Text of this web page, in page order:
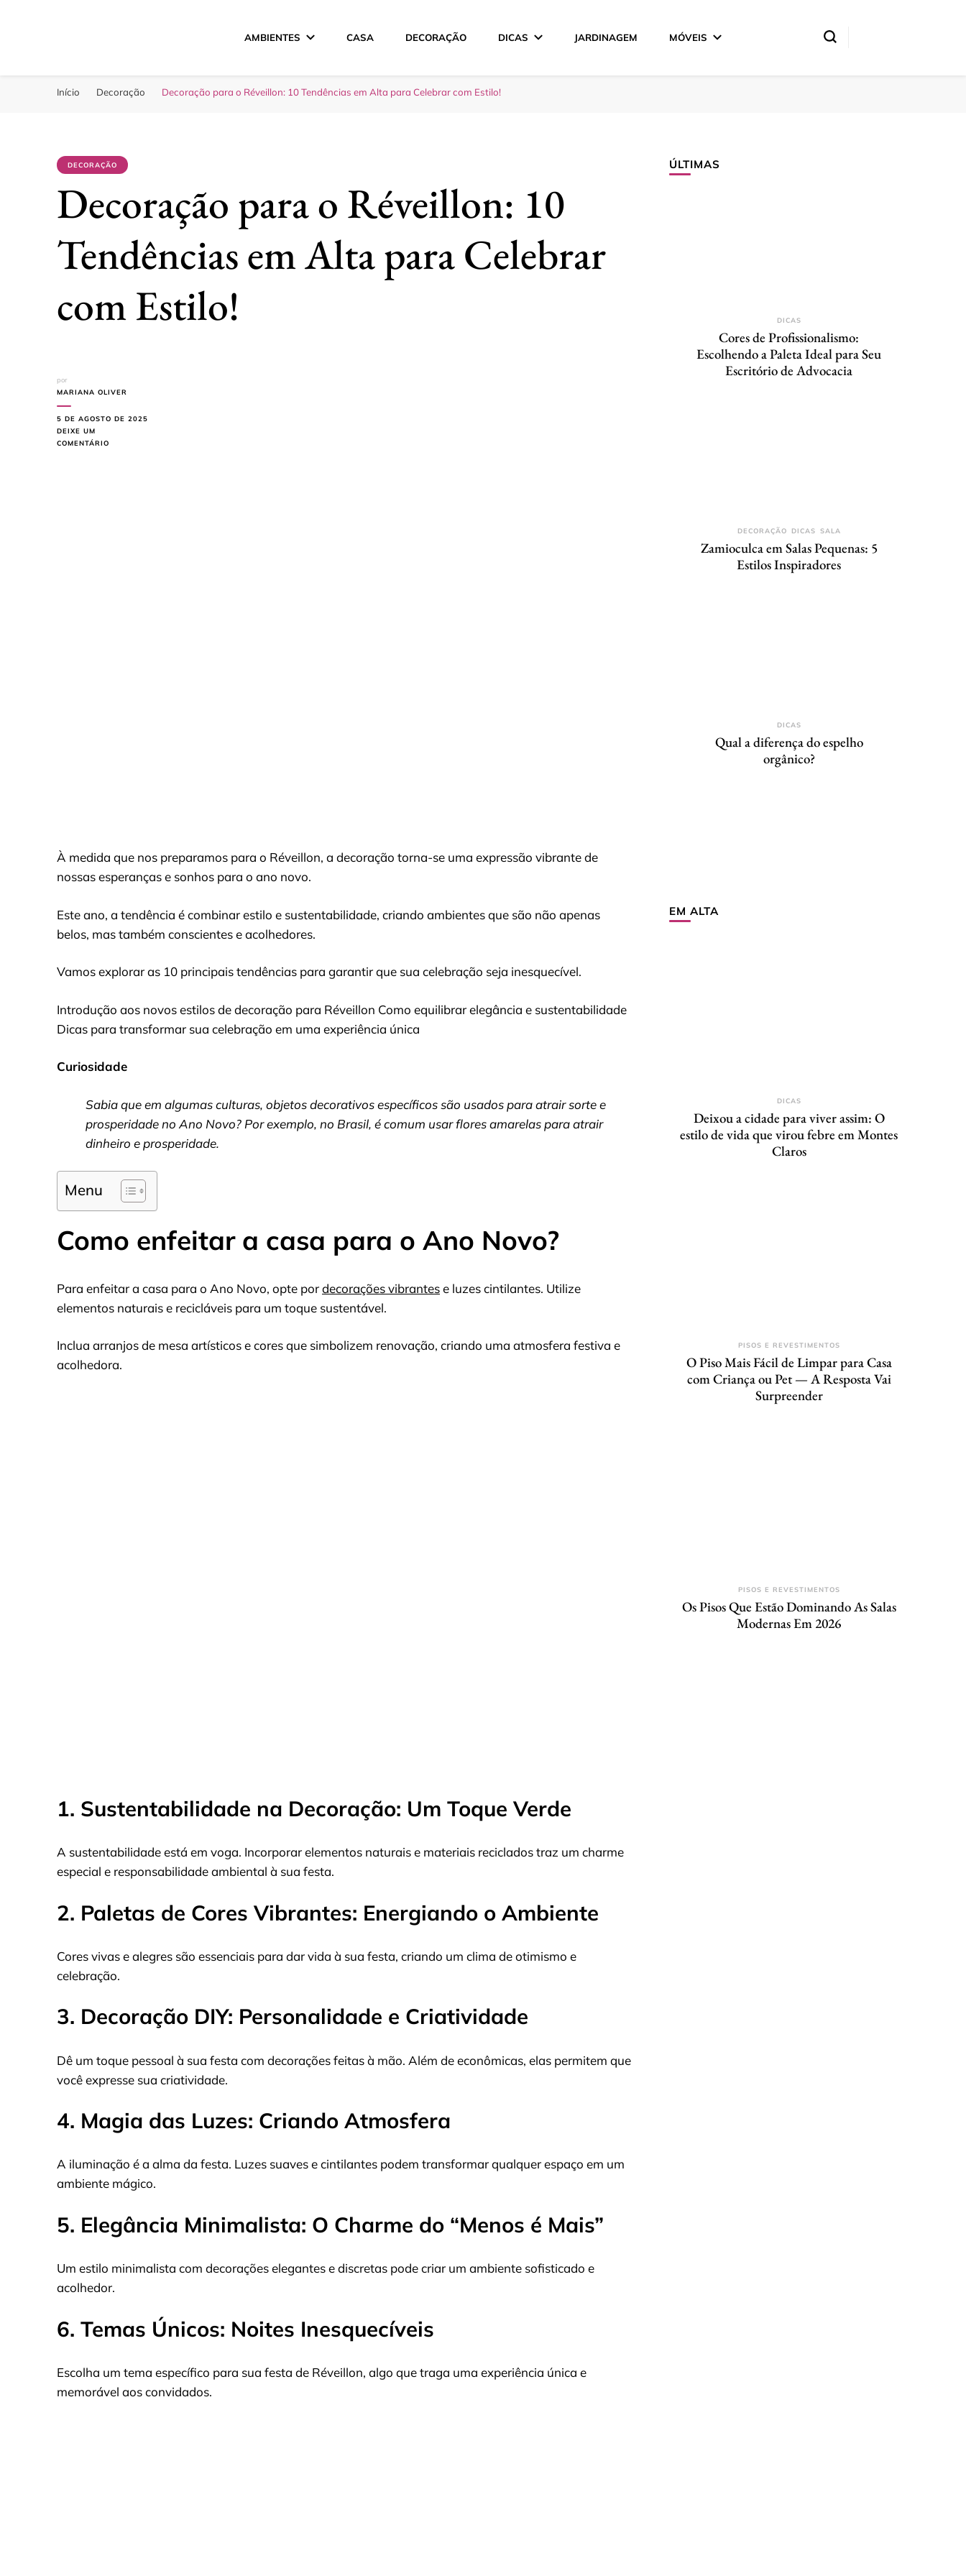
Sua Melhor Decoração
AMBIENTES CASA DECORAÇÃO DICAS JARDINAGEM MÓVEIS
Início Decoração Decoração para o Réveillon: 10 Tendências em Alta para Celebrar com Estilo!
DECORAÇÃO
Decoração para o Réveillon: 10
Tendências em Alta para Celebrar
com Estilo!
por
MARIANA OLIVER
5 DE AGOSTO DE 2025
DEIXE UM
COMENTÁRIO
À medida que nos preparamos para o Réveillon, a decoração torna-se uma expressão vibrante de
nossas esperanças e sonhos para o ano novo.
Este ano, a tendência é combinar estilo e sustentabilidade, criando ambientes que são não apenas
belos, mas também conscientes e acolhedores.
Vamos explorar as 10 principais tendências para garantir que sua celebração seja inesquecível.
Introdução aos novos estilos de decoração para Réveillon Como equilibrar elegância e sustentabilidade
Dicas para transformar sua celebração em uma experiência única
Curiosidade
Sabia que em algumas culturas, objetos decorativos específicos são usados para atrair sorte e
prosperidade no Ano Novo? Por exemplo, no Brasil, é comum usar flores amarelas para atrair
dinheiro e prosperidade.
Menu
Como enfeitar a casa para o Ano Novo?
Para enfeitar a casa para o Ano Novo, opte pordecorações vibrantese luzes cintilantes. Utilize
elementos naturais e recicláveis para um toque sustentável.
Inclua arranjos de mesa artísticos e cores que simbolizem renovação, criando uma atmosfera festiva e
acolhedora.
1. Sustentabilidade na Decoração: Um Toque Verde
A sustentabilidade está em voga. Incorporar elementos naturais e materiais reciclados traz um charme
especial e responsabilidade ambiental à sua festa.
2. Paletas de Cores Vibrantes: Energiando o Ambiente
Cores vivas e alegres são essenciais para dar vida à sua festa, criando um clima de otimismo e
celebração.
3. Decoração DIY: Personalidade e Criatividade
Dê um toque pessoal à sua festa com decorações feitas à mão. Além de econômicas, elas permitem que
você expresse sua criatividade.
4. Magia das Luzes: Criando Atmosfera
A iluminação é a alma da festa. Luzes suaves e cintilantes podem transformar qualquer espaço em um
ambiente mágico.
5. Elegância Minimalista: O Charme do “Menos é Mais”
Um estilo minimalista com decorações elegantes e discretas pode criar um ambiente sofisticado e
acolhedor.
6. Temas Únicos: Noites Inesquecíveis
Escolha um tema específico para sua festa de Réveillon, algo que traga uma experiência única e
memorável aos convidados.
ÚLTIMAS
DICAS
Cores de Profissionalismo:
Escolhendo a Paleta Ideal para Seu
Escritório de Advocacia
DECORAÇÃO DICAS SALA
Zamioculca em Salas Pequenas: 5
Estilos Inspiradores
DICAS
Qual a diferença do espelho
orgânico?
EM ALTA
DICAS
Deixou a cidade para viver assim: O
estilo de vida que virou febre em Montes
Claros
PISOS E REVESTIMENTOS
O Piso Mais Fácil de Limpar para Casa
com Criança ou Pet — A Resposta Vai
Surpreender
PISOS E REVESTIMENTOS
Os Pisos Que Estão Dominando As Salas
Modernas Em 2026